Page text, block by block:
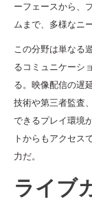
ーフェースから、
ムまで、多様なニ
この分野は単なる
るコミュニケーシ
る。映像配信の遅
技術や第三者監査
できるプレイ環境
トからもアクセス
力だ。
ライブ